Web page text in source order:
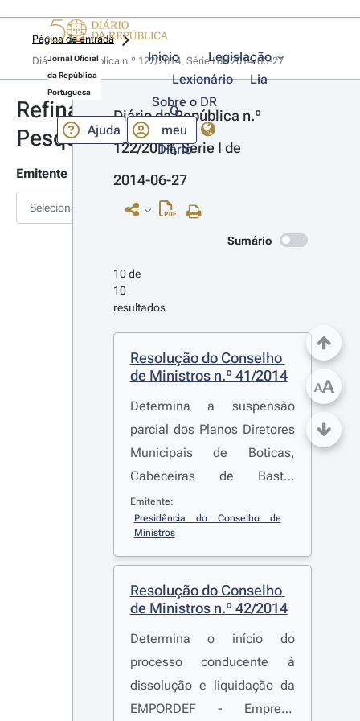
Jornal Oficial
da República
Portuguesa
Início
Legislação
Lexionário
Lia
Sobre o DR
Ajuda
O
meu
Diário
Página de entrada
Diário da República n.º 122/2014, Série I de 2014-06-27
Refinar
Pesquisa
Emitente
Selecionar
Diário da República n.º
122/2014, Série I de
2014-06-27
Sumário
10 de
10
resultados
Resolução do Conselho
de Ministros n.º 41/2014
Determina a suspensão
parcial dos Planos Diretores
Municipais de Boticas,
Cabeceiras de Basto,
Chaves, Ribeira de Pena e
Vila Pouca de Aguiar, na
implantação do Sistema
Electroprodutor do Tâmega,
e estabelece as respetivas
medidas preventivas
Emitente:
Presidência do Conselho de
Ministros
Resolução do Conselho
de Ministros n.º 42/2014
Determina o início do
processo conducente à
dissolução e liquidação da
EMPORDEF - Empresa
AA